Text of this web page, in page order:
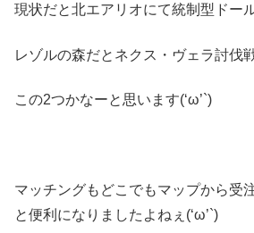
現状だと北エアリオにて統制型ドー
レゾルの森だとネクス・ヴェラ討伐戦
この2つかなーと思います(‘ω’`)
マッチングもどこでもマップから受
と便利になりましたよねぇ(‘ω’`)